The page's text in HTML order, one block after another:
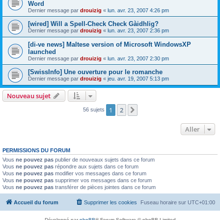
Word
Dernier message par drouizig « lun. avr. 23, 2007 4:26 pm
[wired] Will a Spell-Check Check Gàidhlig?
Dernier message par drouizig « lun. avr. 23, 2007 2:36 pm
[di-ve news] Maltese version of Microsoft WindowsXP
launched
Dernier message par drouizig « lun. avr. 23, 2007 2:30 pm
[SwissInfo] Une ouverture pour le romanche
Dernier message par drouizig « jeu. avr. 19, 2007 5:13 pm
Nouveau sujet
56 sujets 1 2
Aller
PERMISSIONS DU FORUM
Vous ne pouvez pas publier de nouveaux sujets dans ce forum
Vous ne pouvez pas répondre aux sujets dans ce forum
Vous ne pouvez pas modifier vos messages dans ce forum
Vous ne pouvez pas supprimer vos messages dans ce forum
Vous ne pouvez pas transférer de pièces jointes dans ce forum
Accueil du forum Fuseau horaire sur UTC+01:00
Supprimer les cookies